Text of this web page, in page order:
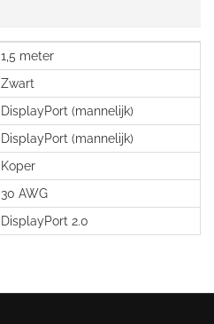
1,5 meter
Zwart
DisplayPort (mannelijk)
DisplayPort (mannelijk)
Koper
30 AWG
DisplayPort 2.0